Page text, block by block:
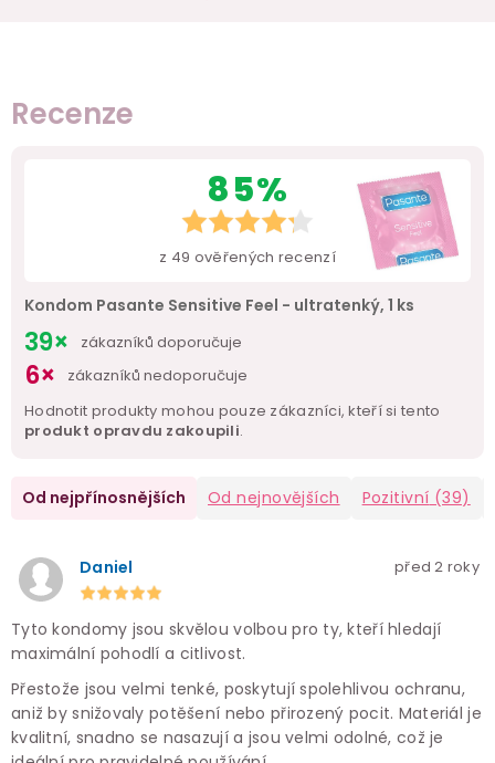
Recenze
85%
z 49 ověřených recenzí
Kondom Pasante Sensitive Feel - ultratenký, 1 ks
39× zákazníků doporučuje
6×
zákazníků nedoporučuje
Hodnotit produkty mohou pouze zákazníci, kteří si tento
produkt opravdu zakoupili.
Od nejpřínosnějších Od nejnovějších Pozitivní (39)
Daniel před 2 roky
Tyto kondomy jsou skvělou volbou pro ty, kteří hledají
maximální pohodlí a citlivost.
Přestože jsou velmi tenké, poskytují spolehlivou ochranu,
aniž by snižovaly potěšení nebo přirozený pocit. Materiál je
kvalitní, snadno se nasazují a jsou velmi odolné, což je